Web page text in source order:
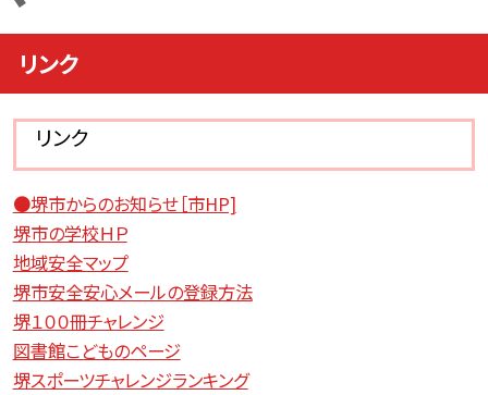
リンク
リンク
●堺市からのお知らせ［市HP]
堺市の学校ＨＰ
地域安全マップ
堺市安全安心メールの登録方法
堺１００冊チャレンジ
図書館こどものページ
堺スポーツチャレンジランキング